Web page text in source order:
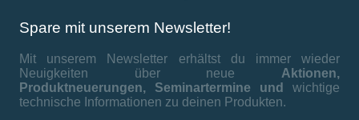
Spare mit unserem Newsletter!
Mit unserem Newsletter erhältst du immer wieder
Neuigkeiten über neue Aktionen,
Produktneuerungen, Seminartermine und wichtige
technische Informationen zu deinen Produkten.